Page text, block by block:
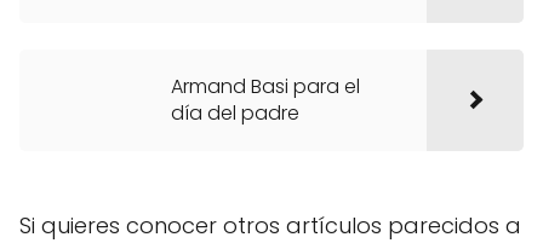
Armand Basi para el
día del padre
Si quieres conocer otros artículos parecidos a